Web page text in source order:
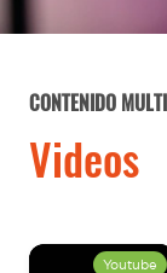
CONTENIDO
Videos
Youtube